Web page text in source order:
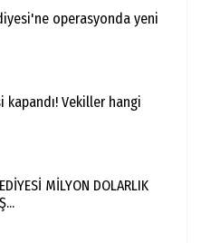
operasyonda yeni
kapandı! Vekiller hangi
MİLYON DOLARLIK